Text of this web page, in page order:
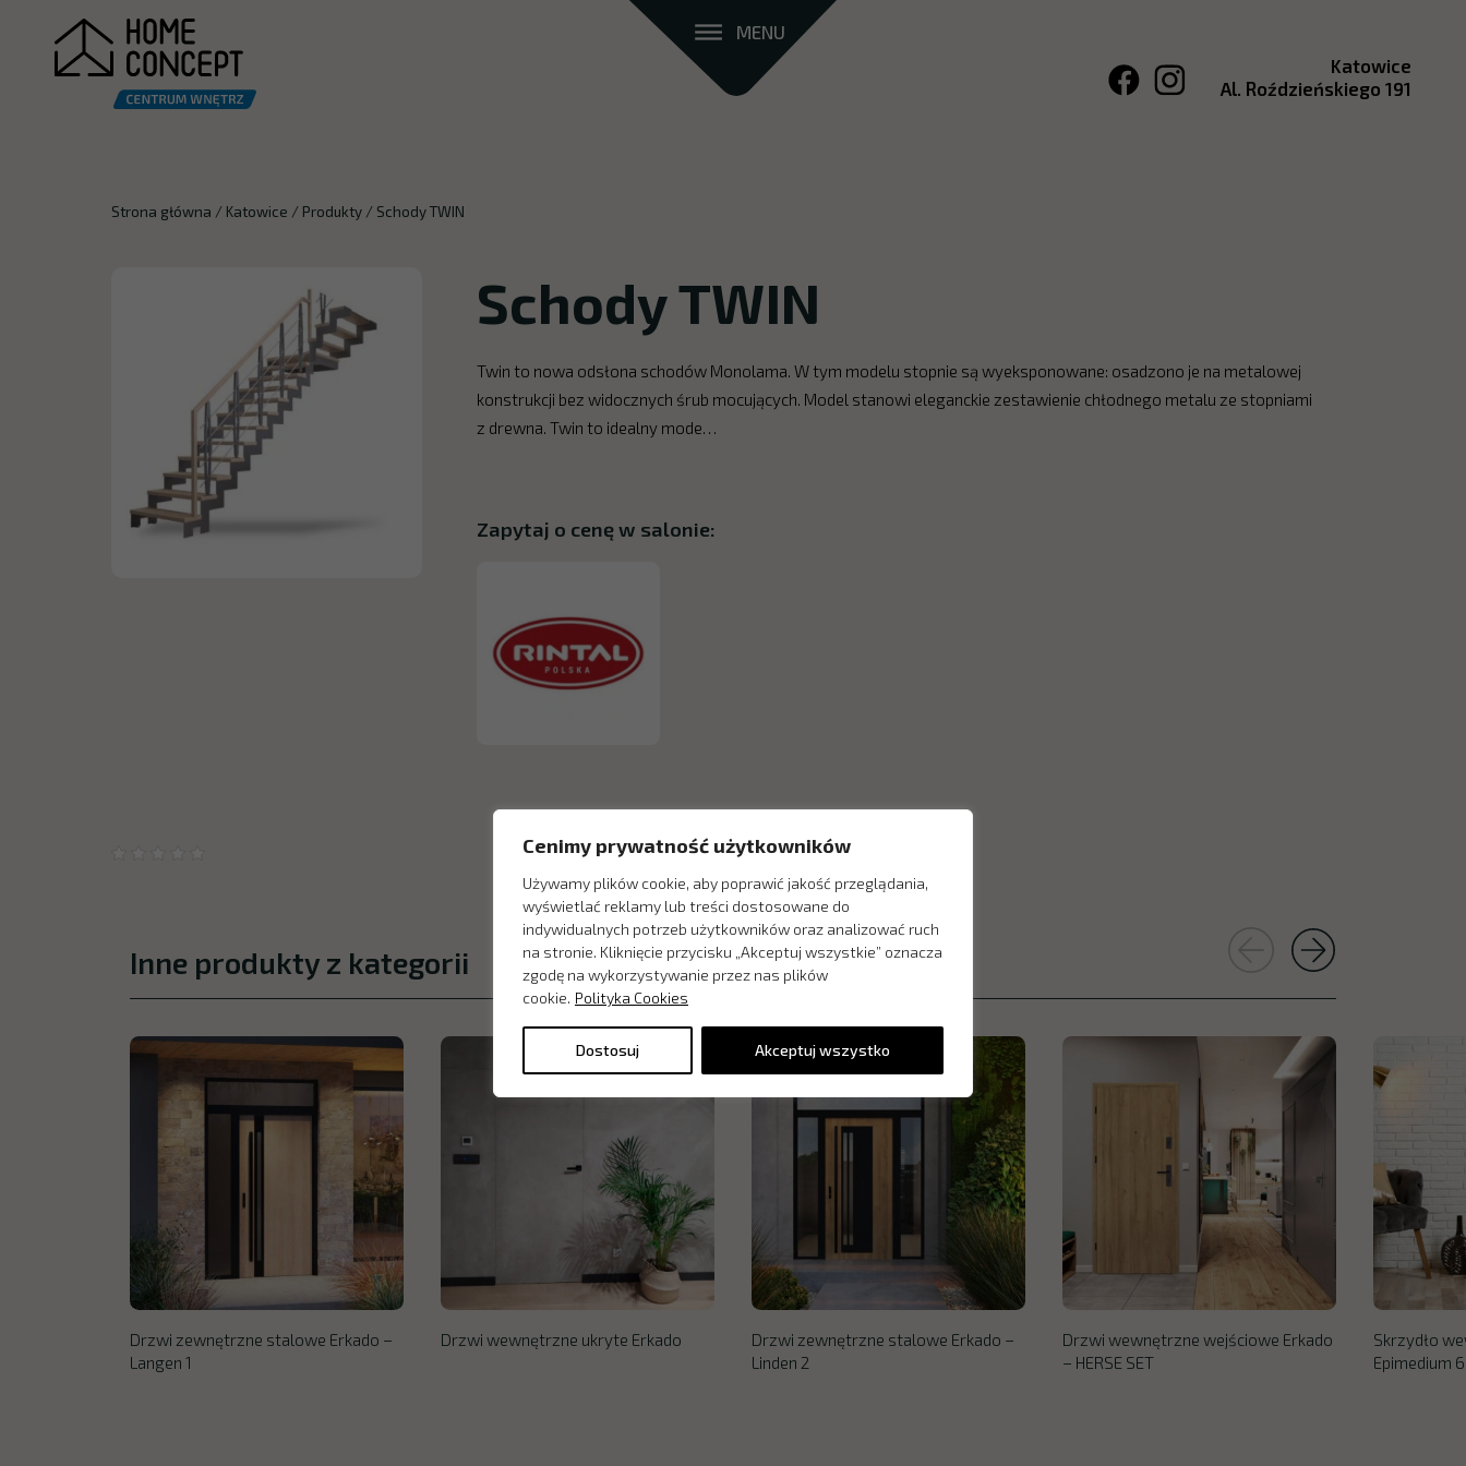
Cenimy prywatność użytkowników
Używamy plików cookie, aby poprawić jakość przeglądania,
wyświetlać reklamy lub treści dostosowane do
indywidualnych potrzeb użytkowników oraz analizować ruch
na stronie. Kliknięcie przycisku „Akceptuj wszystkie” oznacza
zgodę na wykorzystywanie przez nas plików
cookie. Polityka Cookies
Dostosuj Akceptuj wszystko
MENU
Katowice
Al. Roździeńskiego 191
Strona główna / Katowice /Produkty / Schody TWIN
Schody TWIN
Twin to nowa odsłona schodów Monolama. W tym modelu stopnie są wyeksponowane: osadzono je na metalowej
konstrukcji bez widocznych śrub mocujących. Model stanowi eleganckie zestawienie chłodnego metalu ze stopniami
z drewna. Twin to idealny mode…
Zapytaj o cenę w salonie:
Inne produkty z kategorii
Drzwi zewnętrzne stalowe Erkado –
Langen 1
Drzwi wewnętrzne ukryte Erkado
Drzwi zewnętrzne stalowe Erkado –
Linden 2
Drzwi wewnętrzne wejściowe Erkado
– HERSE SET
Skrzydło
Epimedium 6